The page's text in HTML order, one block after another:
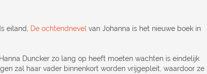
eiland, De ochtendnevel van Johanna is het nieuwe boek in
Duncker zo lang op heeft moeten wachten is eindelijk
zal haar vader binnenkort worden vrijgepleit, waardoor ze